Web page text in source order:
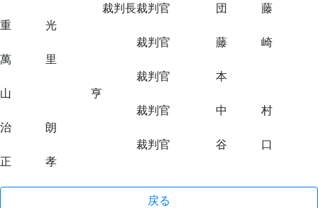
裁判長裁判官 団 藤
重 光
裁判官 藤 崎
萬 里
裁判官 本
山 亨
裁判官 中 村
治 朗
裁判官 谷 口
正 孝
戻る